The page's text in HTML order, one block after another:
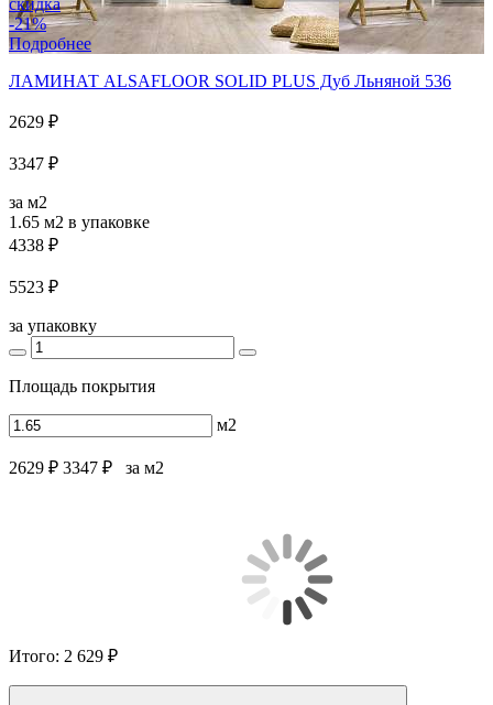
-21%
Подробнее
ЛАМИНАТ ALSAFLOOR SOLID PLUS Дуб Льняной 536
2629 ₽
3347 ₽
за м2
1.65 м2 в упаковке
4338 ₽
5523 ₽
за упаковку
Площадь покрытия
м2
2629 ₽ 3347 ₽ за м2
Итого: 2 629 ₽